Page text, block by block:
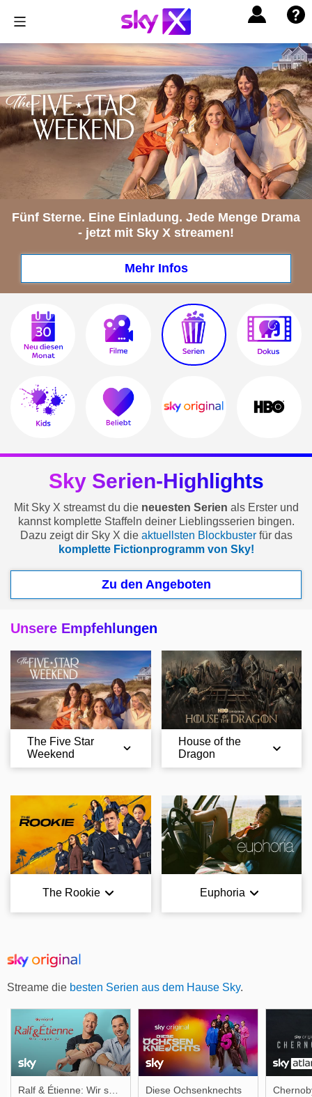
Fünf Sterne. Eine Einladung. Jede Menge Drama
- jetzt mit Sky X streamen!
Mehr Infos
Sky Serien-Highlights
Mit Sky X streamst du dieneuesten Serien als Erster und
kannst komplette Staffeln deiner Lieblingsserien bingen.
Dazu zeigt dir Sky X die aktuellsten Blockbusterfür das
komplette Fictionprogramm von Sky!
Zu den Angeboten
Unsere Empfehlungen
The Five Star
Weekend
House of the
Dragon
The Rookie Euphoria
Streame die besten Serien aus dem Hause Sky.
Ralf & Étienne: Wir sagen Ja Diese Ochsenknechts